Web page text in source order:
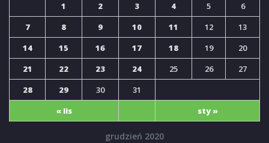
grudzień 2020
« lis sty »
1 2 3 4 5
6
7
8 9 10 11 12
13
14
15 16 17 18 19
20
21
22 23 24 25 26
27
28
29 30 31